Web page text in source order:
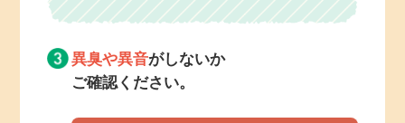
異臭や異音がしないか
ご確認ください。